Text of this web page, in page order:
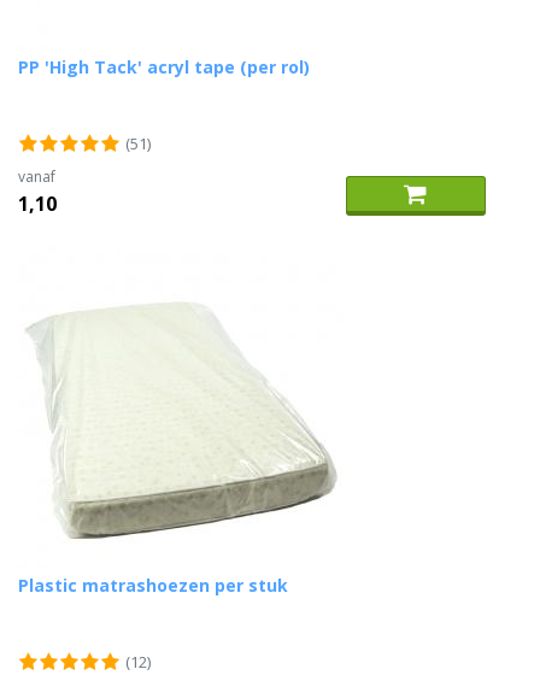
PP 'High Tack' acryl tape (per rol)
(51)
vanaf
1,10
Plastic matrashoezen per stuk
(12)